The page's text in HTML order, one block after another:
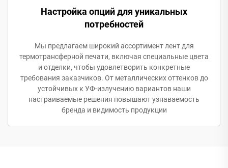
Настройка опций для уникальных
потребностей
Мы предлагаем широкий ассортимент лент для
термотрансферной печати, включая специальные цвета
и отделки, чтобы удовлетворить конкретные
требования заказчиков. От металлических оттенков до
устойчивых к УФ-излучению вариантов наши
настраиваемые решения повышают узнаваемость
бренда и видимость продукции